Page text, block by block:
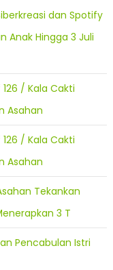
dan Spotify
Anak Hingga 3 Juli
/ Kala Cakti
Asahan
/ Kala Cakti
Asahan
Tekankan
3 T
Pencabulan Istri